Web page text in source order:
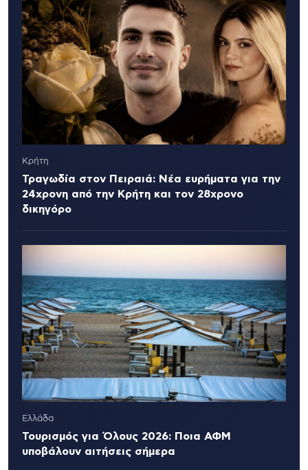
Κρήτη
Τραγωδία στον Πειραιά: Νέα ευρήματα για την
24χρονη από την Κρήτη και τον 28χρονο
δικηγόρο
Ελλάδα
Τουρισμός για Όλους 2026: Ποια ΑΦΜ
υποβάλουν αιτήσεις σήμερα